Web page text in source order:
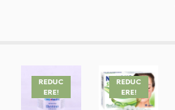
REDUC
ERE!
REDUC
ERE!